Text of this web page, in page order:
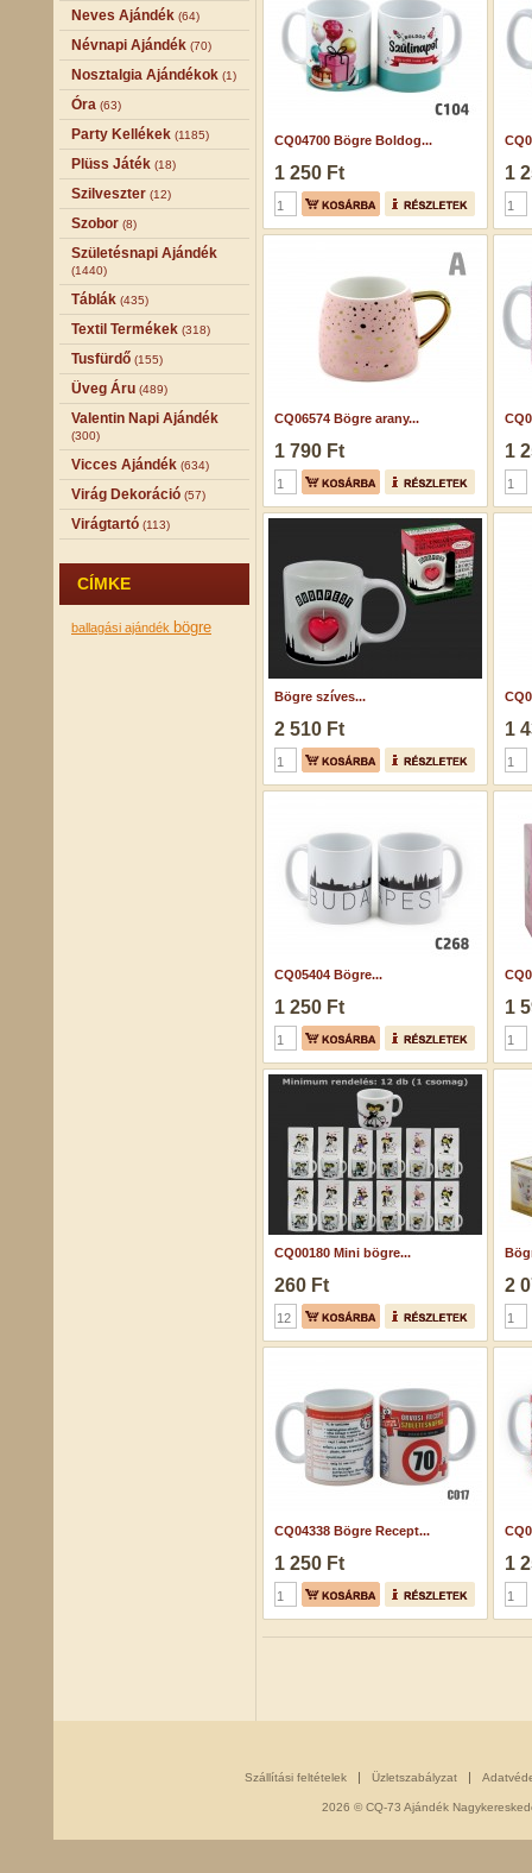
Neves Ajándék (64)
Névnapi Ajándék (70)
Nosztalgia Ajándékok (1)
Óra (63)
Party Kellékek (1185)
Plüss Játék (18)
Szilveszter (12)
Szobor (8)
Születésnapi Ajándék
(1440)
Táblák (435)
Textil Termékek (318)
Tusfürdő (155)
Üveg Áru (489)
Valentin Napi Ajándék
(300)
Vicces Ajándék (634)
Virág Dekoráció (57)
Virágtartó (113)
CÍMKE
ballagási ajándék bögre
CQ04700 Bögre Boldog...
1 250 Ft 1
CQ06574 Bögre arany...
1 790 Ft 1
Bögre szíves...
2 510 Ft 1
CQ05404 Bögre...
1 250 Ft 1
CQ00180 Mini bögre...
260 Ft 2
CQ04338 Bögre Recept...
1 250 Ft 1
Szállítási feltételek Üzletszabályzat
2026 © CQ-73 Ajándék